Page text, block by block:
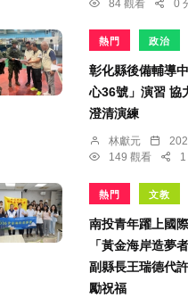
84 觀看
0
熱門 政治
彰化縣後備輔導
心36號」演習 協
澄清演練
林獻元
149 觀看
熱門 文教
南投青年躍上國
「黃金海岸造夢
副縣長王瑞德代
勵祝福